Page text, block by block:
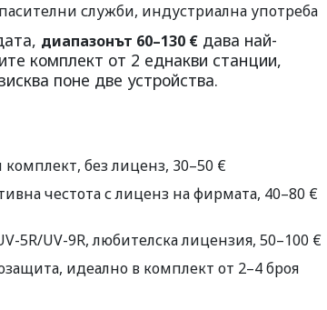
служби, индустриална употреба
диапазонът 60–130 € дава най-
комплект от 2 еднакви станции,
поне две устройства.
без лиценз, 30–50 €
честота с лиценз на фирмата, 40–80 €
5R/UV-9R, любителска лицензия, 50–100 €
идеално в комплект от 2–4 броя